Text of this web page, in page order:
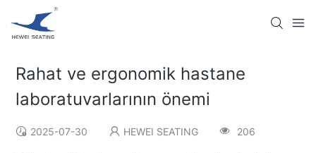
Rahat ve ergonomik hastane
laboratuvarlarının önemi
2025-07-30 HEWEI SEATING 206